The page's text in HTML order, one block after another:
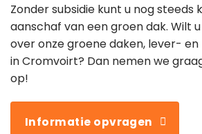
Zonder subsidie kunt u nog steeds
aanschaf van een groen dak. Wilt
over onze groene daken, lever-
in Cromvoirt? Dan nemen we
op!
Informatie opvragen